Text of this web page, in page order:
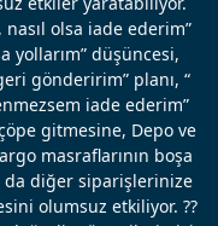
olsa iade ederim”
yollarım” düşüncesi,
gönderirim” planı, “
iade ederim”
gitmesine, Depo ve
masraflarının boşa
da diğer siparişlerinize
olumsuz etkiliyor. ??